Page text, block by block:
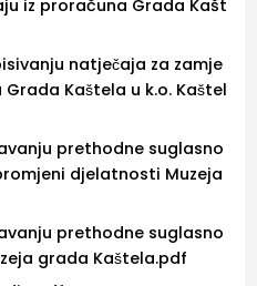
iz proračuna Grada Kašt
natječaja za zamje
Kaštela u k.o. Kaštel
prethodne suglasno
djelatnosti Muzeja
prethodne suglasno
grada Kaštela.pdf